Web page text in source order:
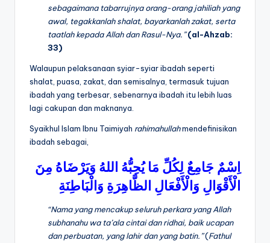
sebagaimana tabarrujnya orang-orang jahiliah yang
awal, tegakkanlah shalat, bayarkanlah zakat, serta
taatlah kepada Allah dan Rasul-Nya.”(al-Ahzab:
33)
Walaupun pelaksanaan syiar-syiar ibadah seperti
shalat, puasa, zakat, dan semisalnya, termasuk tujuan
ibadah yang terbesar, sebenarnya ibadah itu lebih luas
lagi cakupan dan maknanya.
Syaikhul Islam Ibnu Taimiyah rahimahullahmendefinisikan
ibadah sebagai,
اِسْمٌ جَامِعٌ لِكُلِّ مَا يُحِبُّهُ اللهُ وَيَرْضَاهُ مِنَ
الْأَقْوَالِ وَالْأَفْعَالِ الظَّاهِرَةِ وَالْبَاطِنَةِ
“Nama yang mencakup seluruh perkara yang Allah
subhanahu wa ta’ala cintai dan ridhai, baik ucapan
dan perbuatan, yang lahir dan yang batin.”(Fathul